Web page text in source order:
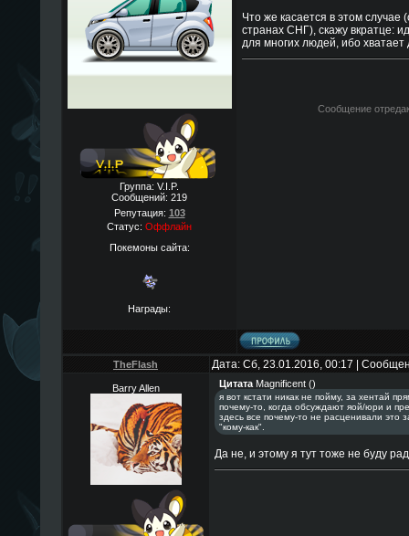
Группа: V.I.P.
Сообщений: 219
Репутация: 103
Статус: Оффлайн
Покемоны сайта:
Награды:
Что же касается в этом
странах СНГ), скажу вкратце:
для многих людей, ибо хватает
Сообщение
TheFlаsh Дата: Сб, 23.01.2016, 00:17 |
Barry Allen Цитата Magnificent()
я вот кстати никак не пойму, за хентай
почему-то, когда обсуждают яой/юри и
здесь все почему-то не расценивали это
"кому-как".
Да не, и этому я тут тоже не буду